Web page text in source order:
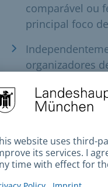
comparável ou
principal foco
organizadores
concertos e/ou
músicos,
música pop. A
deve ser
Os músicos de